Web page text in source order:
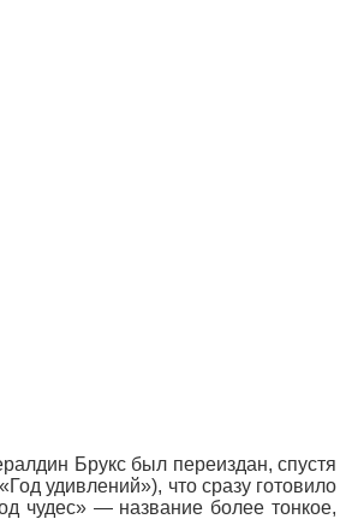
Брукс был переиздан, спустя
удивлений»), что сразу готовило
чудес» — название более тонкое,